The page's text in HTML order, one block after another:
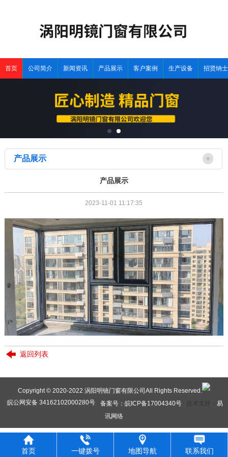
首页 公司简介 新闻资讯 产品展示 客户案例 生产设备 招贤纳士
产品展示
产品展示
2023-11-01 11:17:35
返回列表
Copyright © 2020-2022 涡阳明镜门窗有限公司All Rights Reserved.
皖公网安备 34162102000280号
备案号：皖ICP备17004340号技术支持： 易
讯网络
首页 一键拨号 地图导航 联系我们